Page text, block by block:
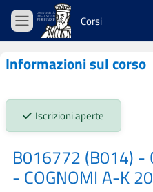
Vai al contenuto principale
Pannello laterale
Corsi
Informazioni sul corso
Stato iscrizioni:
Iscrizioni aperte
B016772 (B014) -
- COGNOMI A-K